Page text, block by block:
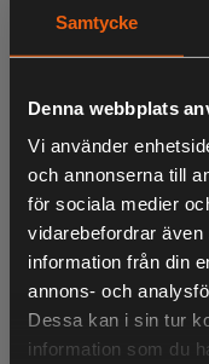
Samtycke
Denna webbplats
Vi använder
och annonserna till
för sociala medier
vidarebefordrar
information från din
annons- och
Dessa kan i sin tur
information som du
Stötfångaren är ett
specialtillverkad för
finish. Stötfångaren
Monteringsanvisning